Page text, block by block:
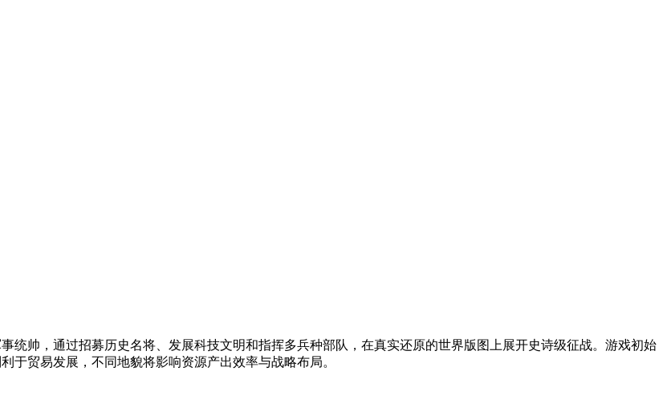
统帅，通过招募历史名将、发展科技文明和指挥多兵种部队，在真实还原的世界版图上展开史诗级征战。游戏初始
于贸易发展，不同地貌将影响资源产出效率与战略布局。